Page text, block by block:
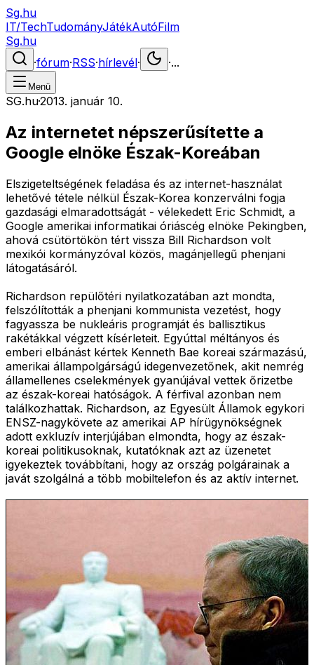
Sg.hu
IT/TechTudományJátékAutóFilm
Sg.hu
·fórum·RSS·hírlevél· ·...
Menü
SG.hu·2013. január 10.
Az internetet népszerűsítette a
Google elnöke Észak-Koreában
Elszigeteltségének feladása és az internet-használat
lehetővé tétele nélkül Észak-Korea konzerválni fogja
gazdasági elmaradottságát - vélekedett Eric Schmidt, a
Google amerikai informatikai óriáscég elnöke Pekingben,
ahová csütörtökön tért vissza Bill Richardson volt
mexikói kormányzóval közös, magánjellegű phenjani
látogatásáról.
Richardson repülőtéri nyilatkozatában azt mondta,
felszólították a phenjani kommunista vezetést, hogy
fagyassza be nukleáris programját és ballisztikus
rakétákkal végzett kísérleteit. Egyúttal méltányos és
emberi elbánást kértek Kenneth Bae koreai származású,
amerikai állampolgárságú idegenvezetőnek, akit nemrég
államellenes cselekmények gyanújával vettek őrizetbe
az észak-koreai hatóságok. A férfival azonban nem
találkozhattak. Richardson, az Egyesült Államok egykori
ENSZ-nagykövete az amerikai AP hírügynökségnek
adott exkluzív interjújában elmondta, hogy az észak-
koreai politikusoknak, kutatóknak azt az üzenetet
igyekeztek továbbítani, hogy az ország polgárainak a
javát szolgálná a több mobiltelefon és az aktív internet.